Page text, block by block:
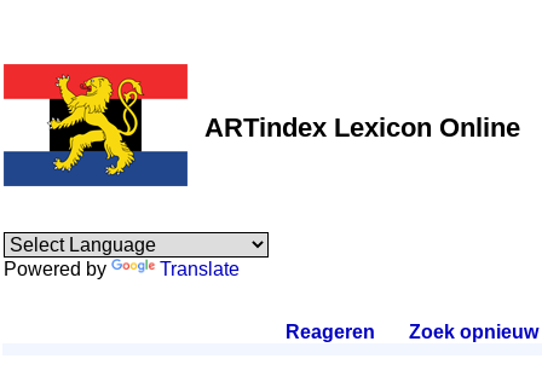
ARTindex Lexicon Online
Powered by Translate
Reageren Zoek opnieuw.